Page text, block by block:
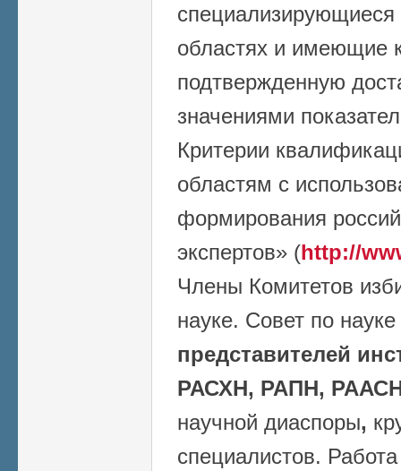
специализирующиеся
областях и имеющие
подтвержденную
значениями
Критерии
областям с
формирования
экспертов» (http://
Члены Комитетов
науке. Совет по
представителей
РАСХН, РАПН,
научной диаспоры,
специалистов.